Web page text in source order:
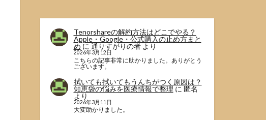
Tenorshareの解約方法はどこでやる？
Apple・Google・公式購入の止め方まと
め に 通りすがりの者より
2026年3月12日
こちらの記事非常に助かりました。ありがとう
ございます。
拭いても拭いてもうんちがつく原因は？
知恵袋の悩みを医療情報で整理 に 匿名
より
2026年3月11日
大変助かりました。